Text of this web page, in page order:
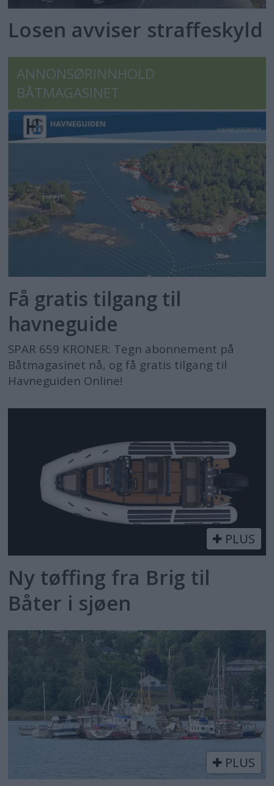
Losen avviser straffeskyld
ANNONSØRINNHOLD
BÅTMAGASINET
Få gratis tilgang til
havneguide
SPAR 659 KRONER: Tegn abonnement på
Båtmagasinet nå, og få gratis tilgang til
Havneguiden Online!
PLUS
Ny tøffing fra Brig til
Båter i sjøen
PLUS